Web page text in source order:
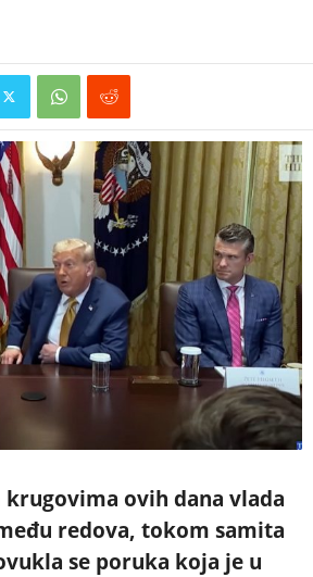
ovih dana vlada
redova, tokom samita
se poruka koja je u